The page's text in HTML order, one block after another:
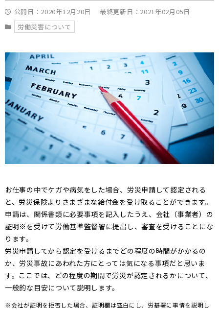
公開日： 2020年12月20日 最終更新日： 2021年02月05日
労働災害について
お仕事の中でケガや病気をした場合、労災申請して認定される
と、労災保険よりさまざまな給付金を受け取ることができます。
申請は、関係書類に必要事項を記入したうえ、会社（事業者）の
証明※を受けて労働基準監督署に提出し、審査を受けることにな
ります。
労災申請してから認定を受けるまでどの程度の時間がかかるの
か、労災事故にあわれた方にとっては気になる事項だと思いま
す。ここでは、どの程度の期間で労災が認定されるかについて、
一般的な目安について説明します。
会社が証明を拒否した場合、証明欄は空白にし、労基署に事情を説明し